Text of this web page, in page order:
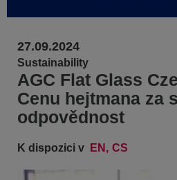
27.09.2024
Sustainability
AGC Flat Glass
Cenu hejtmana za
odpovědnost
K dispozici v EN CS